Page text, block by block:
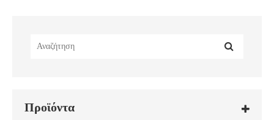
Προϊόντα